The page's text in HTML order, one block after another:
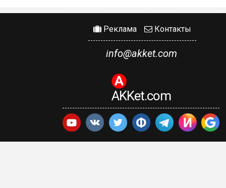
Реклама Контакты
info@akket.com
AKKet.com